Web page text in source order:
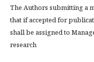
The Authors submitting a
that if accepted for
shall be assigned to
research